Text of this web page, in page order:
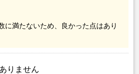
に満たないため、良かった点はあり
りません